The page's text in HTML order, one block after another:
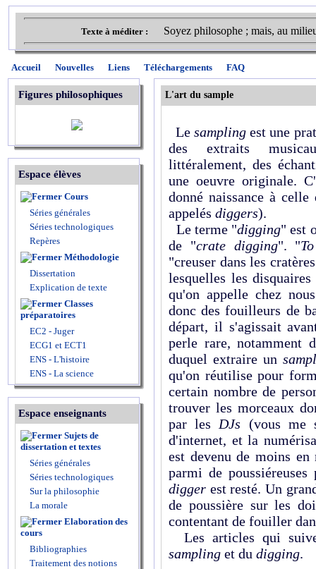
Texte à méditer : Soyez philosophe ; mais, au
Accueil Nouvelles Liens Téléchargements FAQ
Figures philosophiques
Espace élèves
Cours
Séries générales
Séries technologiques
Repères
Méthodologie
Dissertation
Explication de texte
Classes
préparatoires
EC2 - Juger
ECG1 et ECT1
ENS - L'histoire
ENS - La science
Espace enseignants
Sujets de
dissertation et textes
Séries générales
Séries technologiques
Sur la philosophie
La morale
Elaboration des
cours
Bibliographies
Traitement des notions
L'art du sample
Lesampling est une
des extraits
littéralement, des
une oeuvre originale.
donné naissance à
appelés diggers).
Le terme "digging" est
de "crate digging". "
"creuser dans les
lesquelles les
qu'on appelle chez
donc des fouilleurs de
départ, il s'agissait
perle rare, notamment
duquel extraire un
qu'on réutilise pour
certain nombre de
trouver les morceaux
par les DJs (vous me
d'internet, et la
est devenu de moins
parmi de
digger est resté. Un
de poussière sur les
contentant de fouiller
Les articles qui
sampling et du digging.